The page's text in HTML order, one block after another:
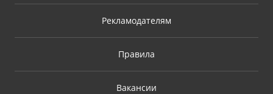
Рекламодателям
Правила
Вакансии